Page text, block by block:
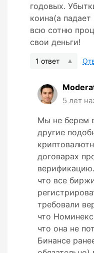
годовых.
коина(а
всю сотню
свои деньги!
1 ответ
5 лет
Мы не берем
другие
договарах
что все
требовали
что
что она не
Бинансе